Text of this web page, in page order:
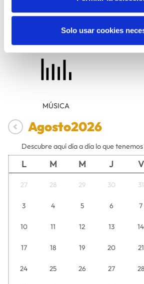
Solo usar cookies
MÚSICA
Agosto2026
Descubre aquí día a día lo que
L M M J V
27 28 29 30 31
3 4 5 6 7
10 11 12 13 14
17 18 19 20 21
24 25 26 27 28